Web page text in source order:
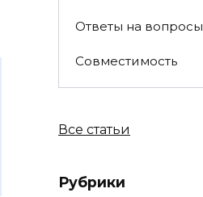
Ответы на вопросы
Совместимость
Все статьи
Рубрики